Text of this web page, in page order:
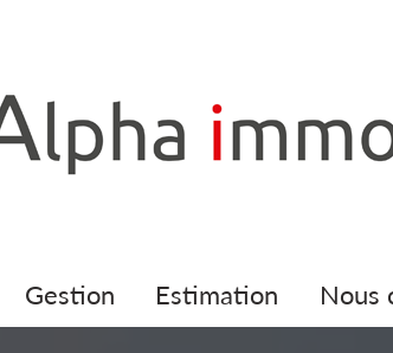
gestion estimation